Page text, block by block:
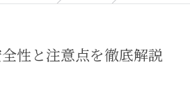
性と注意点を徹底解説